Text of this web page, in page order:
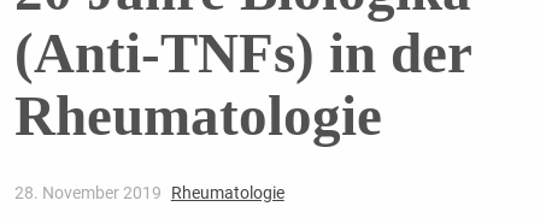
(Anti-TNFs) in der
Rheumatologie
28. November 2019 Rheumatologie